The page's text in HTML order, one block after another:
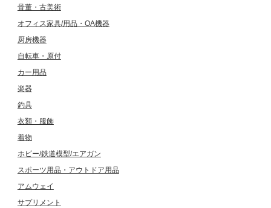
骨董・古美術
オフィス家具/用品・OA機器
厨房機器
自転車・原付
カー用品
楽器
釣具
衣類・服飾
着物
ホビー/鉄道模型/エアガン
スポーツ用品・アウトドア用品
アムウェイ
サプリメント